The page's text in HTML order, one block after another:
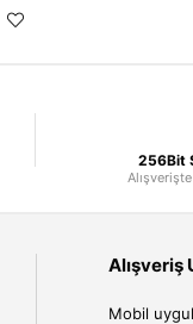
256Bit
Alışveriş
Mobil